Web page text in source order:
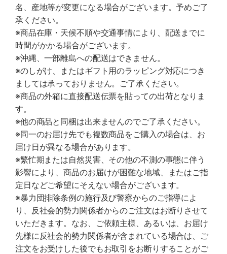
名、産地等が変更になる場合がございます。予めご了
承ください。
※商品在庫・天候不順や交通事情により、配送までに
時間がかかる場合がございます。
※沖縄、一部離島への配送はできません。
※のしがけ、またはギフト用のラッピング対応につき
ましては承っておりません。ご了承ください。
※商品の外箱に直接配送伝票を貼っての出荷となりま
す。
※他の商品と同梱は出来ませんのでご了承ください。
※同一のお届け先でも複数商品をご購入の場合は、お
届け日が異なる場合があります。
※繁忙期または自然災害、その他の不測の事態に伴う
影響により、商品のお届けが困難な地域、またはご指
定日などご希望にそえない場合がございます。
※暴力団排除条例の施行及び警察からのご指導によ
り、反社会的勢力関係者からのご注文はお断りさせて
いただきます。なお、ご依頼主様、あるいは、お届け
先様に反社会的勢力関係者が含まれている場合は、ご
注文をお受けした後でもお取引をお断りすることがご